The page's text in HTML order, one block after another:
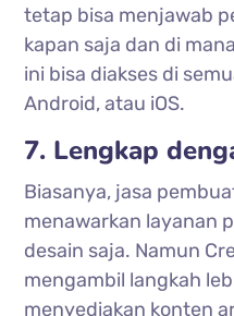
tetap bisa menjawab
kapan saja dan di
ini bisa diakses di
Android, atau iOS.
7. Lengkap
Biasanya, jasa
menawarkan layanan
desain saja. Namun
mengambil langkah
menyediakan konten